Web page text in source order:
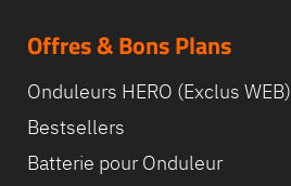
Offres & Bons Plans
Onduleurs HERO (Exclus WEB)
Bestsellers
Batterie pour Onduleur